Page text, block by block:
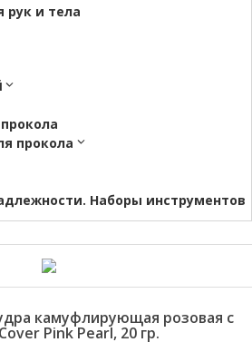
рук и тела
прокола
Наборы инструментов
камуфлирующая розовая с
Pink Pearl, 20 гр.